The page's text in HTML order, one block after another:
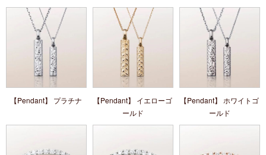
【Pendant】 プラチナ
【Pendant】 イエローゴ
ールド
【Pendant】 ホワイトゴ
ールド